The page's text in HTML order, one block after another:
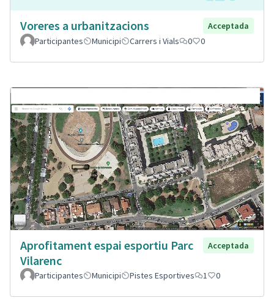
Voreres a urbanitzacions
Acceptada
Participantes
Municipi Carrers i Vials 0 0
Aprofitament espai esportiu Parc
Vilarenc
Acceptada
Participantes Municipi Pistes Esportives 1 0